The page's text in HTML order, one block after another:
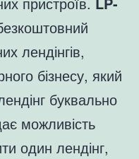
лендінгів,
бізнесу, який
буквально
можливість
один лендінг,